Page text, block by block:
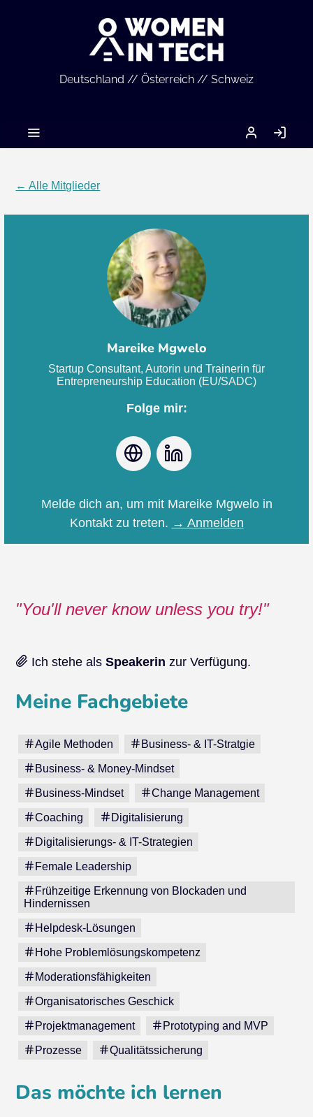
Deutschland // Österreich // Schweiz
MEIN
ACCOUNT
← Alle Mitglieder
Mareike Mgwelo
Startup Consultant, Autorin und Trainerin für
Entrepreneurship Education (EU/SADC)
Folge mir:
Webseite
Melde dich an, um mit Mareike Mgwelo in
Kontakt zu treten. → Anmelden
You'll never know unless you try!
Ich stehe alsSpeakerin zur Verfügung.
Meine Fachgebiete
Agile Methoden Business- & IT-Stratgie
Business- & Money-Mindset
Business-Mindset Change Management
Coaching Digitalisierung
Digitalisierungs- & IT-Strategien
Female Leadership
Frühzeitige Erkennung von Blockaden und
Hindernissen
Helpdesk-Lösungen
Hohe Problemlösungskompetenz
Moderationsfähigkeiten
Organisatorisches Geschick
Projektmanagement Prototyping and MVP
Prozesse Qualitätssicherung
Das möchte ich lernen